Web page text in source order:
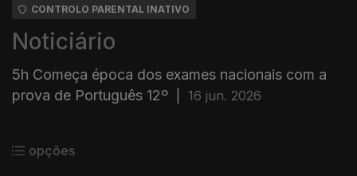
CONTROLO PARENTAL INATIVO
Noticiário
5h Começa época dos exames nacionais com a
prova de Português 12º
16 jun. 2026
opções